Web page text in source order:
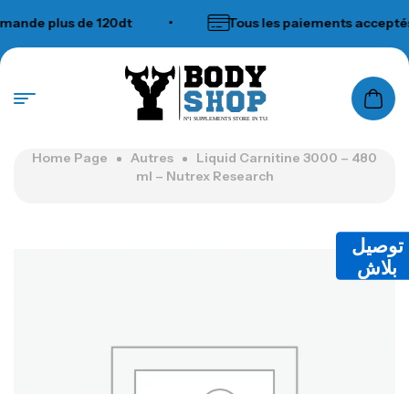
plus de 120dt Tous les paiements acceptés
N°1 SUPPLEMENTS STORE IN TUNISIA
Home Page Autres
Liquid Carnitine 3000 – 480
ml – Nutrex Research
توصيل
بلاش